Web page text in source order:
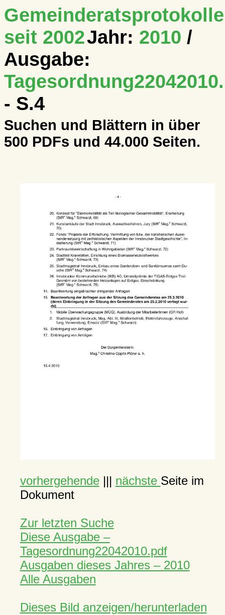
Gemeinderatsprotokolle
seit 2002Jahr: 2010 /
Ausgabe:
- S.4
Suchen und Blättern in über
500 PDFs und 44.000 Seiten.
vorhergehende||| nächste Seite im
Dokument
Zur letzten Suche
Diese Ausgabe –
Tagesordnung22042010.pdf
Ausgaben dieses Jahres – 2010
Alle Ausgaben
Dieses Bild anzeigen/herunterladen